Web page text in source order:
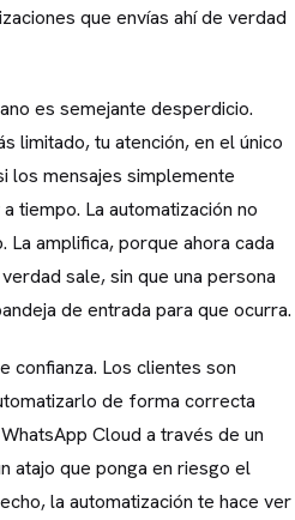
que envías ahí de verdad
es semejante desperdicio.
limitado, tu atención, en el único
los mensajes simplemente
tiempo. La automatización no
amplifica, porque ahora cada
sale, sin que una persona
de entrada para que ocurra.
confianza. Los clientes son
de forma correcta
Cloud a través de un
atajo que ponga en riesgo el
la automatización te hace ver